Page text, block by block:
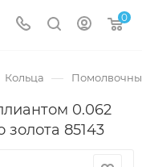
0
Кольца —
0.062
85143